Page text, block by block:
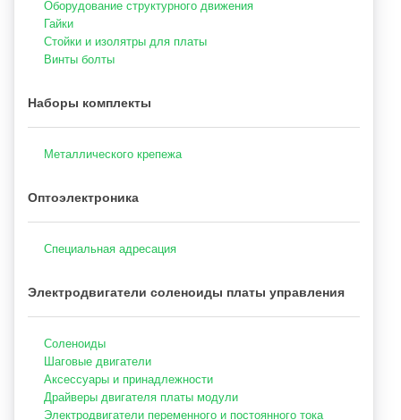
Оборудование структурного движения
Гайки
Стойки и изолятры для платы
Винты болты
Наборы комплекты
Металлического крепежа
Оптоэлектроника
Специальная адресация
Электродвигатели соленоиды платы управления
Соленоиды
Шаговые двигатели
Аксессуары и принадлежности
Драйверы двигателя платы модули
Электродвигатели переменного и постоянного тока